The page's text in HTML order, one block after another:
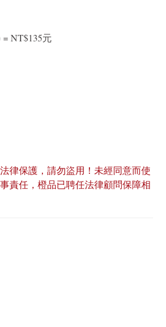
=NT$135元
律保護，請勿盜用！未經同意而使
責任，橙品已聘任法律顧問保障相